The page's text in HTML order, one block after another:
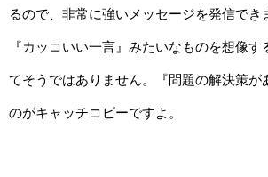
るので、非常に強いメッセージを発信でき
『カッコいい一言』みたいなものを想像
てそうではありません。『問題の解決策が
のがキャッチコピーですよ。